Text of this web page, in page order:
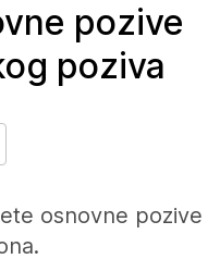
pozive
poziva
osnovne pozive